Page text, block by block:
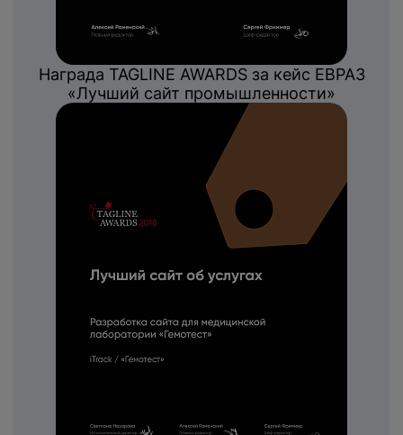
Награда TAGLINE AWARDS за кейс ЕВРАЗ
«Лучший сайт промышленности»